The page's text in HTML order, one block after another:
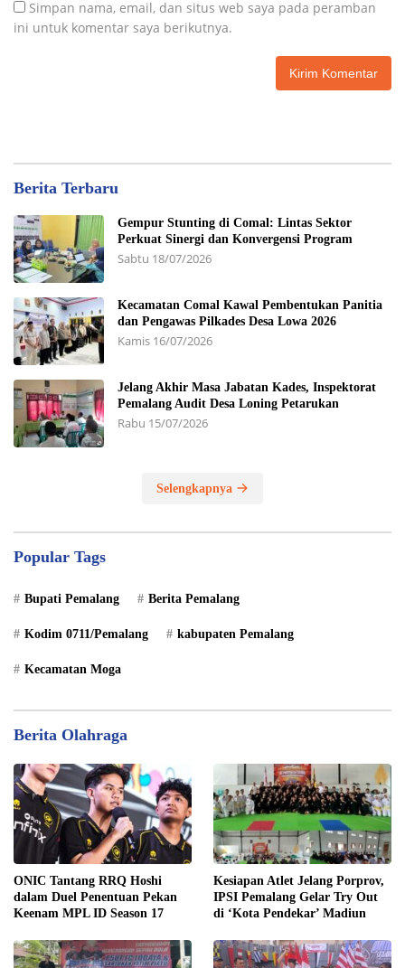
Simpan nama, email, dan situs web saya pada peramban
ini untuk komentar saya berikutnya.
Berita Terbaru
Gempur Stunting di Comal: Lintas Sektor
Perkuat Sinergi dan Konvergensi Program
Sabtu 18/07/2026
Kecamatan Comal Kawal Pembentukan Panitia
dan Pengawas Pilkades Desa Lowa 2026
Kamis 16/07/2026
Jelang Akhir Masa Jabatan Kades, Inspektorat
Pemalang Audit Desa Loning Petarukan
Rabu 15/07/2026
Selengkapnya
Popular Tags
Bupati Pemalang Berita Pemalang
Kodim 0711/Pemalang kabupaten Pemalang
Kecamatan Moga
Berita Olahraga
ONIC Tantang RRQ Hoshi
dalam Duel Penentuan Pekan
Keenam MPL ID Season 17
Kesiapan Atlet Jelang Porprov,
IPSI Pemalang Gelar Try Out
di ‘Kota Pendekar’ Madiun